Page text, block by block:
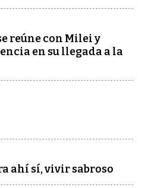
reúne con Milei y
en su llegada a la
ahí sí, vivir sabroso